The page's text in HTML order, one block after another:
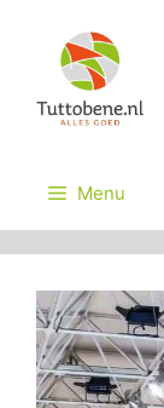
inhoud
Menu